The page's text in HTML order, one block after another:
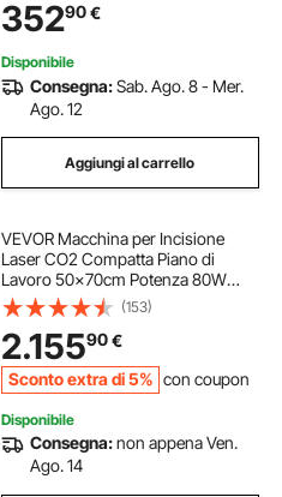
35290€
Disponibile
Consegna:Sab. Ago. 8 - Mer.
Ago. 12
Aggiungi al carrello
VEVOR Macchina per Incisione
Laser CO2 Compatta Piano di
Lavoro 50x70cm Potenza 80W
Velocità di Incisione 0-500 mm/s,
Macchina da Taglio per Incisione
Tubo Incisore CO2
(153)
2.15590€
Sconto extra di 5% con coupon
Disponibile
Consegna:non appena Ven.
Ago. 14